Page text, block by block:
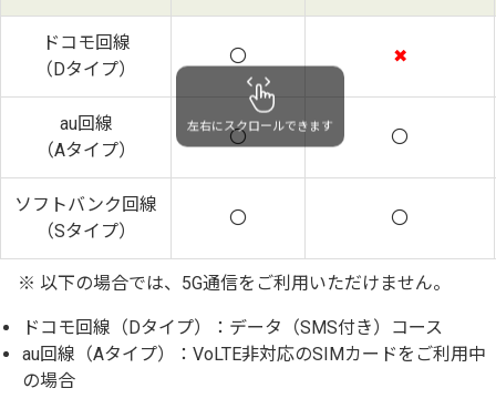
ドコモ回線
（Dタイプ）
〇 ✖
au回線
（Aタイプ）
〇 〇
ソフトバンク回線
（Sタイプ）
〇 〇
左右にスクロールできます
※ 以下の場合では、5G通信をご利用いただけません。
ドコモ回線（Dタイプ）：データ（SMS付き）コース
au回線（Aタイプ）：VoLTE非対応のSIMカードをご利用中
の場合